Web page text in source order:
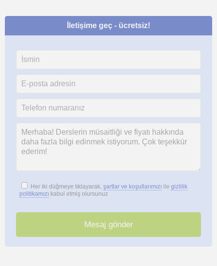
İletişime geç - ücretsiz!
Her iki düğmeye tıklayarak, şartlar ve koşullarımızı ile gizlilik
politikamızı kabul etmiş olursunuz